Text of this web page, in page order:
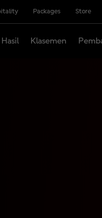
Packages Store
Hasil Klasemen